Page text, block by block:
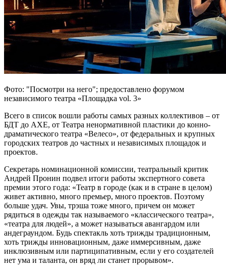
Фото: "Посмотри на него"; предоставлено форумом
независимого театра «Площадка vol. 3»
Всего в список вошли работы самых разных коллективов – от
БДТ до АХЕ, от Театра ненормативной пластики до конно-
драматического театра «Велесо», от федеральных и крупных
городских театров до частных и независимых площадок и
проектов.
Секретарь номинационной комиссии, театральный критик
Андрей Пронин подвел итоги работы экспертного совета
премии этого года: «Театр в городе (как и в стране в целом)
живет активно, много премьер, много проектов. Поэтому
больше удач. Увы, трэша тоже много, причем он может
рядиться в одежды так называемого «классического театра»,
«театра для людей», а может называться авангардом или
андеграундом. Будь спектакль хоть трижды традиционным,
хоть трижды инновационным, даже иммерсивным, даже
инклюзивным или партиципативным, если у его создателей
нет ума и таланта, он вряд ли станет прорывом».